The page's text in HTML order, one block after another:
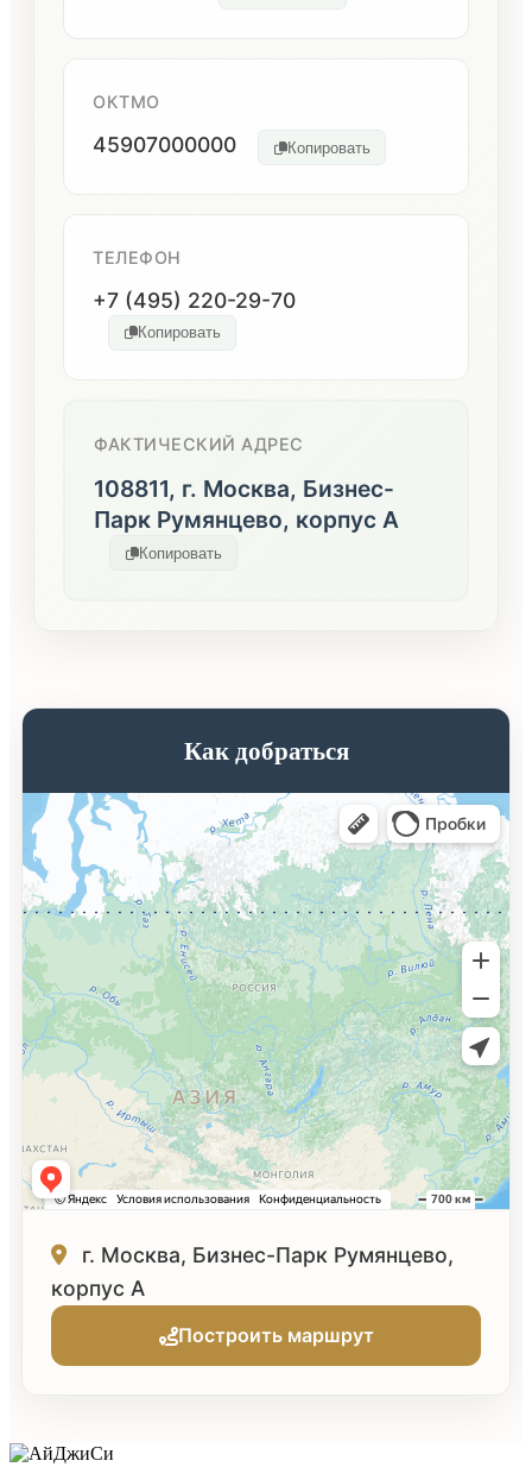
ОКТМО
45907000000 Копировать
ТЕЛЕФОН
+7 (495) 220-29-70
Копировать
ФАКТИЧЕСКИЙ АДРЕС
108811, г. Москва, Бизнес-
Парк Румянцево, корпус А
Копировать
Как добраться
г. Москва, Бизнес-Парк Румянцево,
корпус А
Построить маршрут